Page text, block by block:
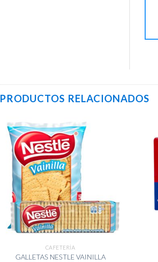
PRODUCTOS RELACIONADOS
CAFETERÍA
GALLETAS NESTLE VAINILLA